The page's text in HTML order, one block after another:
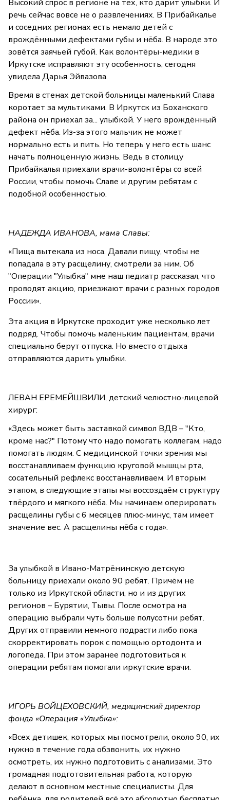
Высокий спрос в регионе на тех, кто дарит улыбки. И
речь сейчас вовсе не о развлечениях. В Прибайкалье
и соседних регионах есть немало детей с
врождёнными дефектами губы и нёба. В народе это
зовётся заячьей губой. Как волонтёры-медики в
Иркутске исправляют эту особенность, сегодня
увидела Дарья Эйвазова.
Время в стенах детской больницы маленький Слава
коротает за мультиками. В Иркутск из Боханского
района он приехал за... улыбкой. У него врождённый
дефект нёба. Из-за этого мальчик не может
нормально есть и пить. Но теперь у него есть шанс
начать полноценную жизнь. Ведь в столицу
Прибайкалья приехали врачи-волонтёры со всей
России, чтобы помочь Славе и другим ребятам с
подобной особенностью.
НАДЕЖДА ИВАНОВА, мама Славы:
«Пища вытекала из носа. Давали пищу, чтобы не
попадала в эту расщелину, смотрели за ним. Об
"Операции "Улыбка" мне наш педиатр рассказал, что
проводят акцию, приезжают врачи с разных городов
России».
Эта акция в Иркутске проходит уже несколько лет
подряд. Чтобы помочь маленьким пациентам, врачи
специально берут отпуска. Но вместо отдыха
отправляются дарить улыбки.
ЛЕВАН ЕРЕМЕЙШВИЛИ, детский челюстно-лицевой
хирург:
«Здесь может быть заставкой символ ВДВ – "Кто,
кроме нас?" Потому что надо помогать коллегам, надо
помогать людям. С медицинской точки зрения мы
восстанавливаем функцию круговой мышцы рта,
сосательный рефлекс восстанавливаем. И вторым
этапом, в следующие этапы мы воссоздаём структуру
твёрдого и мягкого нёба. Мы начинаем оперировать
расщелины губы с 6 месяцев плюс-минус, там имеет
значение вес. А расщелины нёба с года».
За улыбкой в Ивано-Матрёнинскую детскую
больницу приехали около 90 ребят. Причём не
только из Иркутской области, но и из других
регионов – Бурятии, Тывы. После осмотра на
операцию выбрали чуть больше полусотни ребят.
Других отправили немного подрасти либо пока
скорректировать порок с помощью ортодонта и
логопеда. При этом заранее подготовиться к
операции ребятам помогали иркутские врачи.
ИГОРЬ ВОЙЦЕХОВСКИЙ, медицинский директор
фонда «Операция «Улыбка»:
«Всех детишек, которых мы посмотрели, около 90, их
нужно в течение года обзвонить, их нужно
осмотреть, их нужно подготовить с анализами. Это
громадная подготовительная работа, которую
делают в основном местные специалисты. Для